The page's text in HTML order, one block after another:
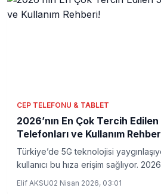
CEP TELEFONU & TABLET
2026’nın En Çok Tercih
Telefonları ve Kullanım
Türkiye’de 5G teknolojisi
kullanıcı bu hıza erişim sağlıyor.
Elif AKSU02 Nisan 2026, 03:01